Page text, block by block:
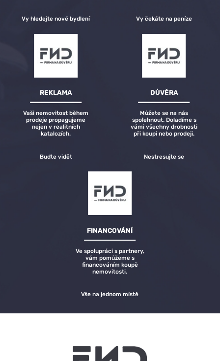
Vy hledejte nové bydlení Vy čekáte na peníze
REKLAMA
Vaši nemovitost během
prodeje propagujeme
nejen v realitních
katalozích.
Buďte vidět
DŮVĚRA
Můžete se na nás
spolehnout. Doladíme s
vámi všechny drobnosti
při koupi nebo prodeji.
Nestresujte se
FINANCOVÁNÍ
Ve spolupráci s partnery,
vám pomůžeme s
financováním koupě
nemovitosti.
Vše na jednom místě